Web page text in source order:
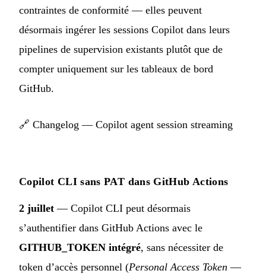
contraintes de conformité — elles peuvent
désormais ingérer les sessions Copilot dans leurs
pipelines de supervision existants plutôt que de
compter uniquement sur les tableaux de bord
GitHub.
🔗 Changelog — Copilot agent session streaming
Copilot CLI sans PAT dans GitHub Actions
2 juillet — Copilot CLI peut désormais
s’authentifier dans GitHub Actions avec le
GITHUB_TOKEN intégré, sans nécessiter de
token d’accès personnel (Personal Access Token —